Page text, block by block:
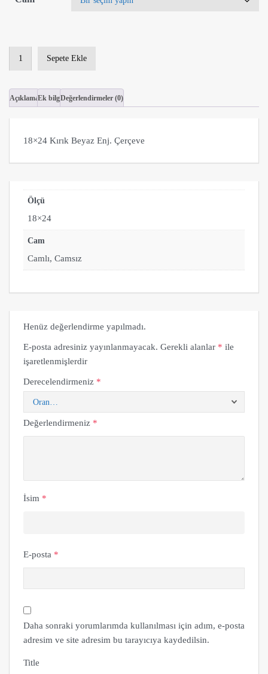
18x24
Enj.
Çerçeve
Sepete Ekle
AçıklamaEk bilgiDeğerlendirmeler (0)
18×24 Kırık Beyaz Enj. Çerçeve
Ölçü
18×24
Cam
Camlı, Camsız
Henüz değerlendirme yapılmadı.
E-posta adresiniz yayınlanmayacak. Gerekli alanlar * ile
işaretlenmişlerdir
Derecelendirmeniz *
Değerlendirmeniz *
İsim *
E-posta *
Daha sonraki yorumlarımda kullanılması için adım, e-posta
adresim ve site adresim bu tarayıcıya kaydedilsin.
Title